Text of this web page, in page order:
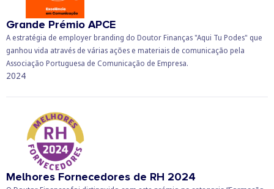
Grande Prémio APCE
A estratégia de employer branding do Doutor Finanças "Aqui Tu Podes" que
ganhou vida através de várias ações e materiais de comunicação pela
Associação Portuguesa de Comunicação de Empresa.
2024
Melhores Fornecedores de RH 2024